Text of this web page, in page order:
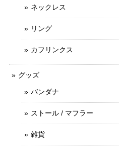
ネックレス
リング
カフリンクス
グッズ
バンダナ
ストール / マフラー
雑貨